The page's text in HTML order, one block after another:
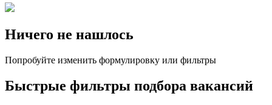
Ничего не нашлось
Попробуйте изменить формулировку или фильтры
Быстрые фильтры подбора вакансий